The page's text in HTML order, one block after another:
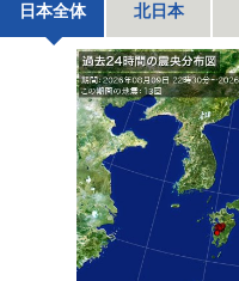
日本全体 北日本